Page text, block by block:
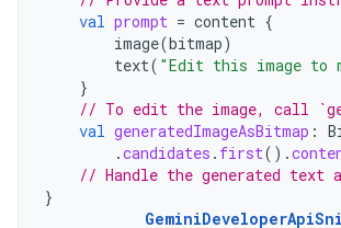
val prompt = content {
image(bitmap)
text( "Edit this image to
}
// To edit the image, call
val generatedImageAsBitmap :
.candidates . first().
// Handle the generated text
}